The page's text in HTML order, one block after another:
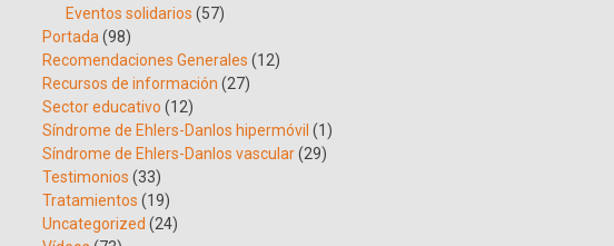
Eventos solidarios (57)
Portada (98)
Recomendaciones Generales (12)
Recursos de información (27)
Sector educativo (12)
Síndrome de Ehlers-Danlos hipermóvil (1)
Síndrome de Ehlers-Danlos vascular(29)
Testimonios (33)
Tratamientos (19)
Uncategorized (24)